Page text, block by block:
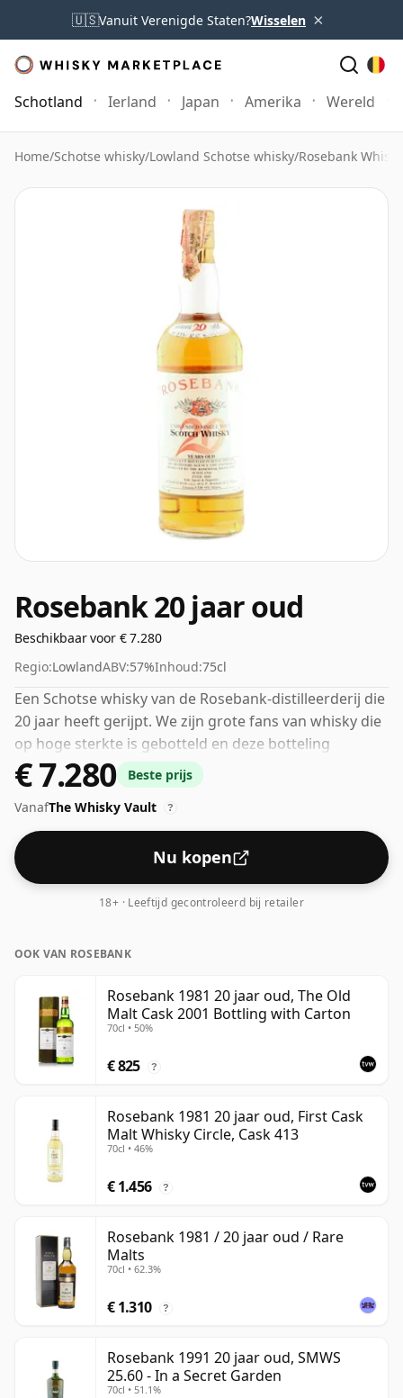
🇺🇸Vanuit Verenigde Staten?Wisselen ×
Schotland Ierland Japan Amerika Wereld
Home/Schotse whisky/Lowland Schotse whisky/Rosebank Whisky
Rosebank 20 jaar oud
Beschikbaar voor € 7.280
Regio:LowlandABV:57%Inhoud:75cl
Een Schotse whisky van de Rosebank-distilleerderij die
20 jaar heeft gerijpt. We zijn grote fans van whisky die
op hoge sterkte is gebotteld en deze botteling
bedraagt ​​maar liefst 57%.
€ 7.280
Beste prijs
VanafThe Whisky Vault ?
Nu kopen
18+ · Leeftijd gecontroleerd bij retailer
OOK VAN ROSEBANK
Rosebank 1981 20 jaar oud, The Old
Malt Cask 2001 Bottling with Carton
70cl • 50%
€ 825 ?
Rosebank 1981 20 jaar oud, First Cask
Malt Whisky Circle, Cask 413
70cl • 46%
€ 1.456 ?
Rosebank 1981 / 20 jaar oud / Rare
Malts
70cl • 62.3%
€ 1.310 ?
Rosebank 1991 20 jaar oud, SMWS
25.60 - In a Secret Garden
70cl • 51.1%